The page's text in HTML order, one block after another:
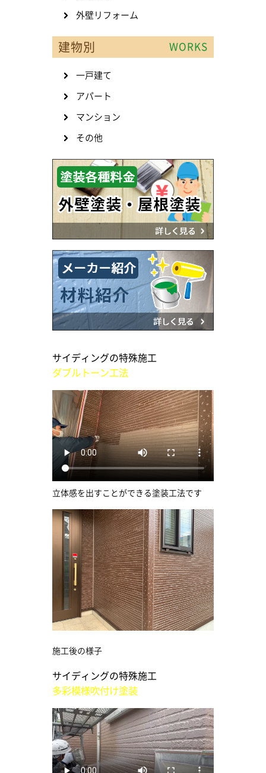
外壁リフォーム
建物別 WORKS
一戸建て
アパート
マンション
その他
サイディングの特殊施工
ダブルトーン工法
立体感を出すことができる塗装工法です
施工後の様子
サイディングの特殊施工
多彩模様吹付け塗装